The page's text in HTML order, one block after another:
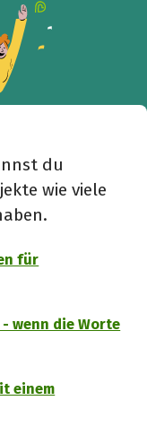
du
wie viele
für
wenn die Worte
einem